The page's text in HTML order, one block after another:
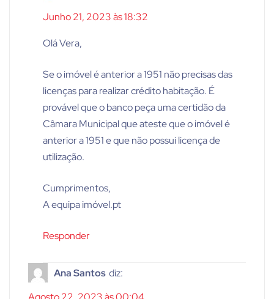
Junho 21, 2023 às 18:32
Olá Vera,
Se o imóvel é anterior a 1951 não precisas das
licenças para realizar crédito habitação. É
provável que o banco peça uma certidão da
Câmara Municipal que ateste que o imóvel é
anterior a 1951 e que não possui licença de
utilização.
Cumprimentos,
A equipa imóvel.pt
Responder
Ana Santos diz: